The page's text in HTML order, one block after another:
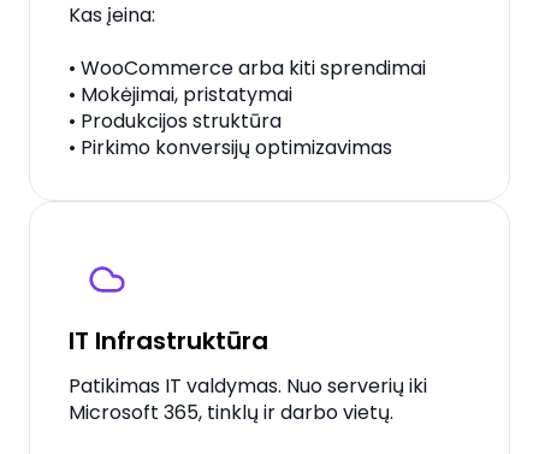
Kas įeina:
• WooCommerce arba kiti sprendimai
• Mokėjimai, pristatymai
• Produkcijos struktūra
• Pirkimo konversijų optimizavimas
IT Infrastruktūra
Patikimas IT valdymas. Nuo serverių iki
Microsoft 365, tinklų ir darbo vietų.